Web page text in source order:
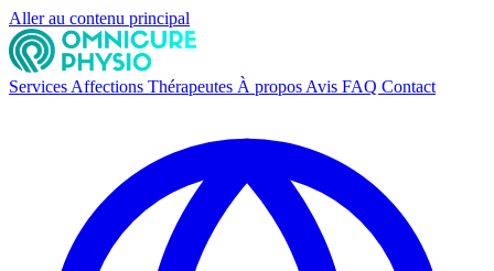
Aller au contenu principal
Services Affections Thérapeutes À propos Avis FAQ Contact